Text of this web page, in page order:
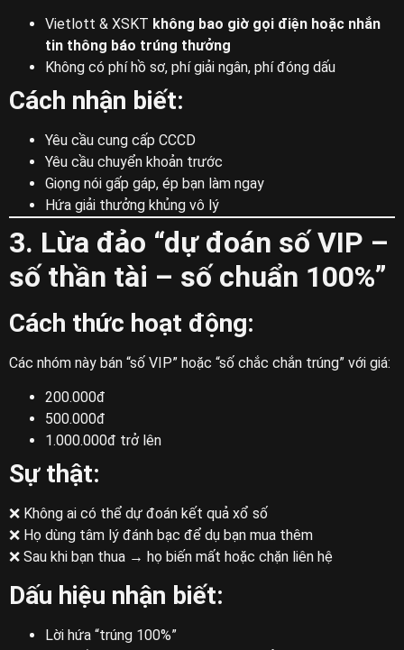
Vietlott & XSKT không bao giờ gọi điện hoặc nhắn
tin thông báo trúng thưởng
Không có phí hồ sơ, phí giải ngân, phí đóng dấu
Cách nhận biết:
Yêu cầu cung cấp CCCD
Yêu cầu chuyển khoản trước
Giọng nói gấp gáp, ép bạn làm ngay
Hứa giải thưởng khủng vô lý
3. Lừa đảo “dự đoán số VIP –
số thần tài – số chuẩn 100%”
Cách thức hoạt động:
Các nhóm này bán “số VIP” hoặc “số chắc chắn trúng” với giá:
200.000đ
500.000đ
1.000.000đ trở lên
Sự thật:
❌ Không ai có thể dự đoán kết quả xổ số
❌ Họ dùng tâm lý đánh bạc để dụ bạn mua thêm
❌ Sau khi bạn thua → họ biến mất hoặc chặn liên hệ
Dấu hiệu nhận biết:
Lời hứa “trúng 100%”